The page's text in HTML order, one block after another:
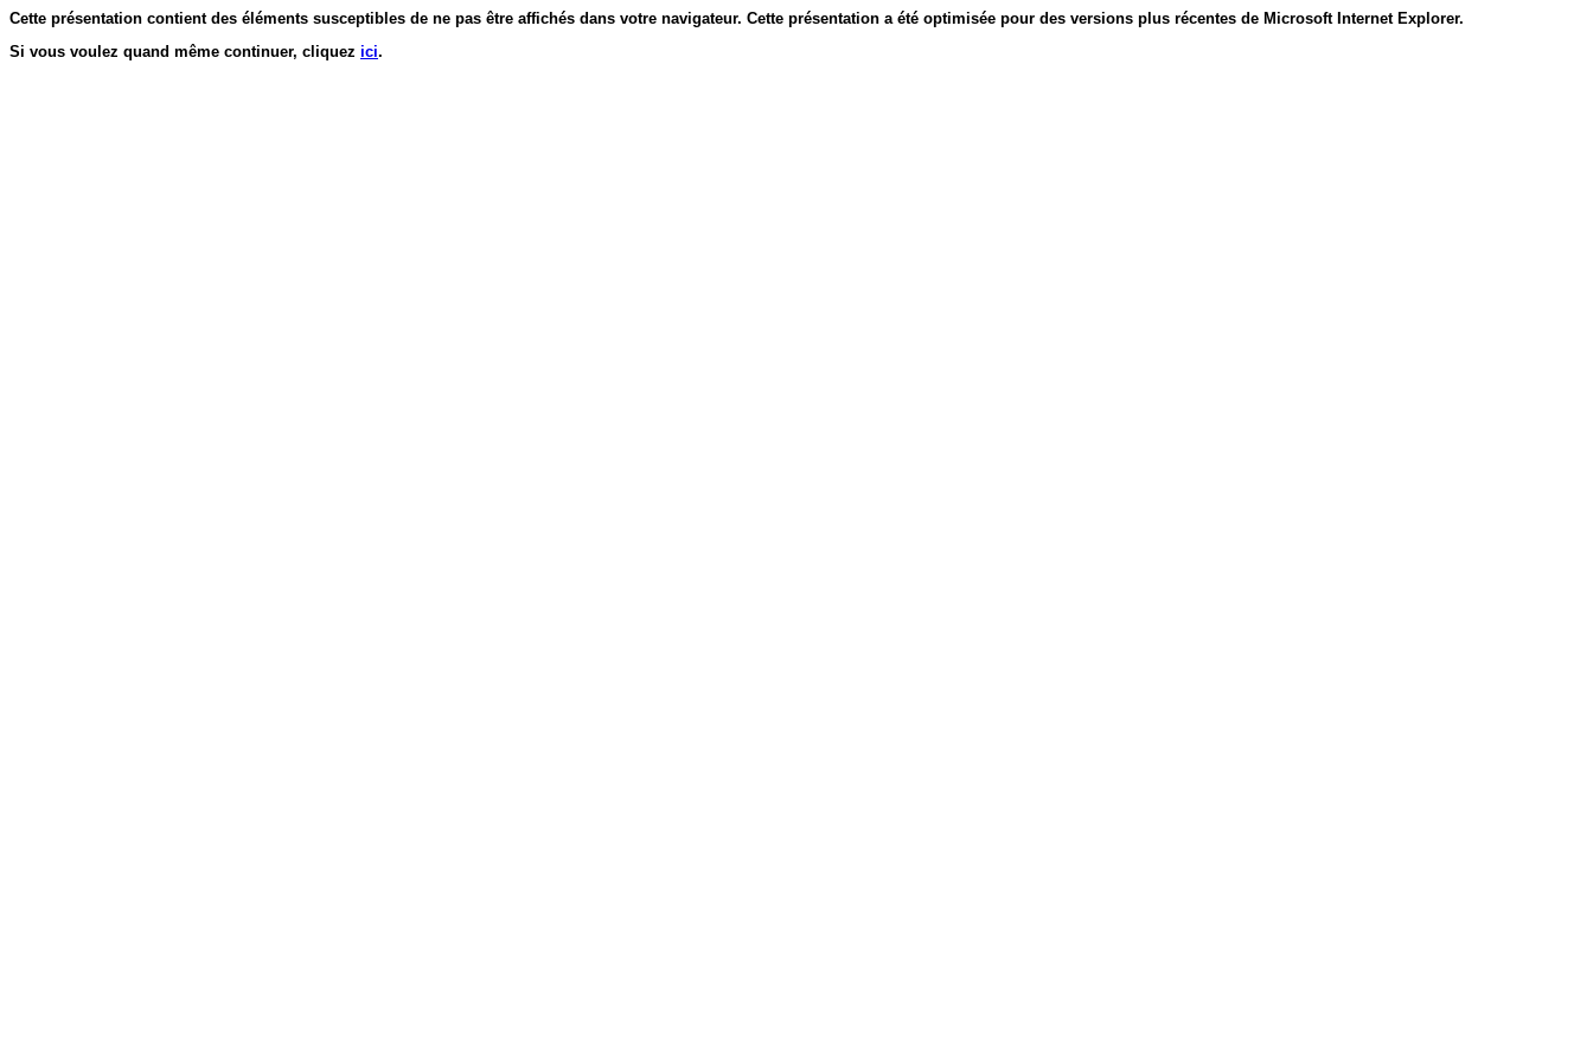
Cette présentation contient des éléments susceptibles de ne pas être affichés dans votre navigateur. Cette présentation a été optimisée pour des versions plus récentes de Microsoft Internet Explorer.
Si vous voulez quand même continuer, cliquez ici.